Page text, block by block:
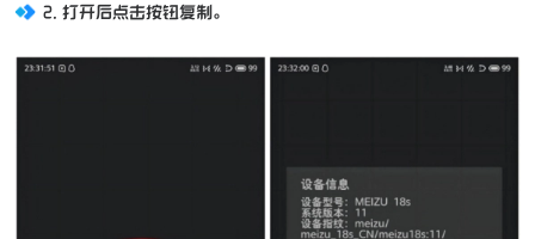
2. 打开后点击按钮复制。